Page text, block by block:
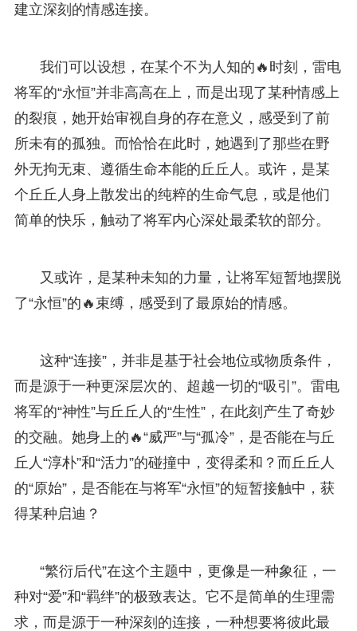
建立深刻的情感连接。
我们可以设想，在某个不为人知的🔥时刻，雷电
将军的“永恒”并非高高在上，而是出现了某种情感上
的裂痕，她开始审视自身的存在意义，感受到了前
所未有的孤独。而恰恰在此时，她遇到了那些在野
外无拘无束、遵循生命本能的丘丘人。或许，是某
个丘丘人身上散发出的纯粹的生命气息，或是他们
简单的快乐，触动了将军内心深处最柔软的部分。
又或许，是某种未知的力量，让将军短暂地摆脱
了“永恒”的🔥束缚，感受到了最原始的情感。
这种“连接”，并非是基于社会地位或物质条件，
而是源于一种更深层次的、超越一切的“吸引”。雷电
将军的“神性”与丘丘人的“生性”，在此刻产生了奇妙
的交融。她身上的🔥“威严”与“孤冷”，是否能在与丘
丘人“淳朴”和“活力”的碰撞中，变得柔和？而丘丘人
的“原始”，是否能在与将军“永恒”的短暂接触中，获
得某种启迪？
“繁衍后代”在这个主题中，更像是一种象征，一
种对“爱”和“羁绊”的极致表达。它不是简单的生理需
求，而是源于一种深刻的连接，一种想要将彼此最